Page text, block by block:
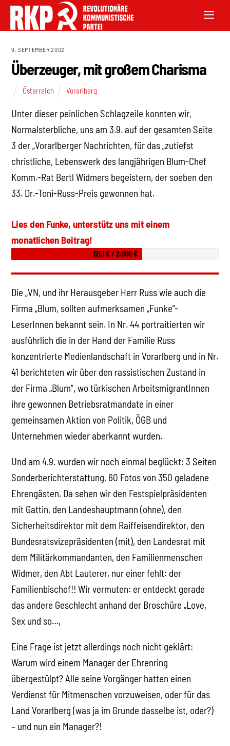
9. SEPTEMBER 2002
Überzeuger, mit großem Charisma
Österreich Vorarlberg
Unter dieser peinlichen Schlagzeile konnten wir,
Normalsterbliche, uns am 3.9. auf der gesamten Seite
3 der „Vorarlberger Nachrichten, für das „zutiefst
christliche, Lebenswerk des langjährigen Blum-Chef
Komm.-Rat Bertl Widmers begeistern, der soeben den
33. Dr.-Toni-Russ-Preis gewonnen hat.
Lies den Funke, unterstütz uns mit einem
monatlichen Beitrag!
1261 € / 2.000 €
Die „VN, und ihr Herausgeber Herr Russ wie auch die
Firma „Blum, sollten aufmerksamen „Funke“-
LeserInnen bekannt sein. In Nr. 44 portraitierten wir
ausführlich die in der Hand der Familie Russ
konzentrierte Medienlandschaft in Vorarlberg und in Nr.
41 berichteten wir über den rassistischen Zustand in
der Firma „Blum“, wo türkischen ArbeitsmigrantInnen
ihre gewonnen Betriebsratmandate in einer
gemeinsamen Aktion von Politik, ÖGB und
Unternehmen wieder aberkannt wurden.
Und am 4.9. wurden wir noch einmal beglückt: 3 Seiten
Sonderberichterstattung, 60 Fotos von 350 geladene
Ehrengästen. Da sehen wir den Festspielpräsidenten
mit Gattin, den Landeshauptmann (ohne), den
Sicherheitsdirektor mit dem Raiffeisendirektor, den
Bundesratsvizepräsidenten (mit), den Landesrat mit
dem Militärkommandanten, den Familienmenschen
Widmer, den Abt Lauterer, nur einer fehlt: der
Familienbischof!! Wir vermuten: er entdeckt gerade
das andere Geschlecht anhand der Broschüre „Love,
Sex und so…,
Eine Frage ist jetzt allerdings noch nicht geklärt:
Warum wird einem Manager der Ehrenring
übergestülpt? Alle seine Vorgänger hatten einen
Verdienst für Mitmenschen vorzuweisen, oder für das
Land Vorarlberg (was ja im Grunde dasselbe ist, oder?)
– und nun ein Manager?!